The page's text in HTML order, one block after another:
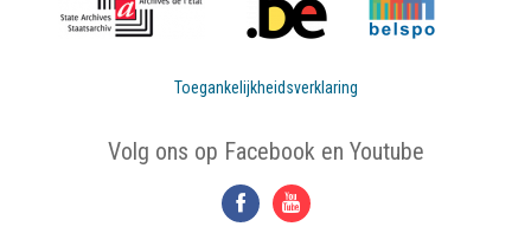
Toegankelijkheidsverklaring
Volg ons op Facebook en Youtube